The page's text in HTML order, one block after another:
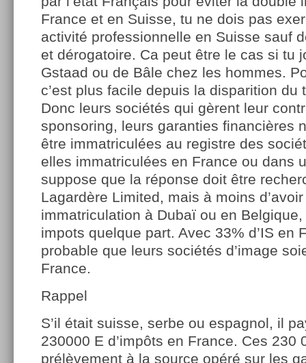
France et en Suisse, tu ne dois pas
activité professionnelle en Suisse sauf
et dérogatoire. Ca peut être le cas si tu
Gstaad ou de Bâle chez les hommes.
c’est plus facile depuis la disparition du
Donc leurs sociétés qui gèrent leur
sponsoring, leurs garanties financières
être immatriculées au registre des
elles immatriculées en France ou dans
suppose que la réponse doit être
Lagardère Limited, mais à moins
immatriculation à Dubaï ou en
impots quelque part. Avec 33% d’IS en
probable que leurs sociétés d’image
France.
Rappel
S’il était suisse, serbe ou espagnol, il
230000 E d’impôts en France. Ces 230
prélèvement à la source opéré sur les